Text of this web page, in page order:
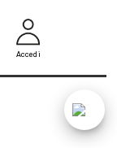
Accedi